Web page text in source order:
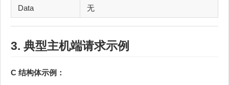
Data 无
3. 典型主机端请求示例
C 结构体示例：